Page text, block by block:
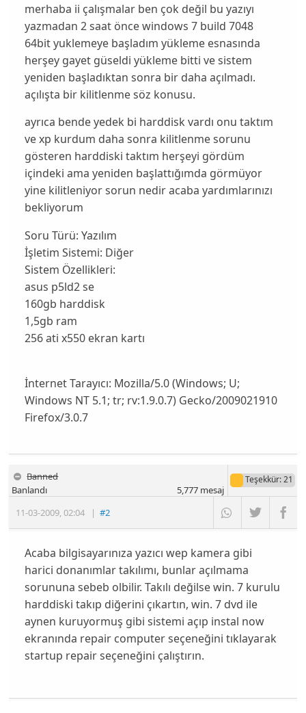
merhaba ii çalışmalar ben çok değil bu yazıyı
yazmadan 2 saat önce windows 7 build 7048
64bit yuklemeye başladım yükleme esnasında
herşey gayet güseldi yükleme bitti ve sistem
yeniden başladıktan sonra bir daha açılmadı.
açılışta bir kilitlenme söz konusu.
ayrıca bende yedek bi harddisk vardı onu taktım
ve xp kurdum daha sonra kilitlenme sorunu
gösteren harddiski taktım herşeyi gördüm
içindeki ama yeniden başlattığımda görmüyor
yine kilitleniyor sorun nedir acaba yardımlarınızı
bekliyorum
Soru Türü: Yazılım
İşletim Sistemi: Diğer
Sistem Özellikleri:
asus p5ld2 se
160gb harddisk
1,5gb ram
256 ati x550 ekran kartı
İnternet Tarayıcı: Mozilla/5.0 (Windows; U;
Windows NT 5.1; tr; rv:1.9.0.7) Gecko/2009021910
Firefox/3.0.7
Banned
11-03-2009,02:04 |#2
Banlandı
Teşekkür: 21
5,777mesaj
Acaba bilgisayarınıza yazıcı wep kamera gibi
harici donanımlar takılımı, bunlar açılmama
sorununa sebeb olbilir. Takılı değilse win. 7 kurulu
harddiski takıp diğerini çıkartın, win. 7 dvd ile
aynen kuruyormuş gibi sistemi açıp instal now
ekranında repair computer seçeneğini tıklayarak
startup repair seçeneğini çalıştırın.